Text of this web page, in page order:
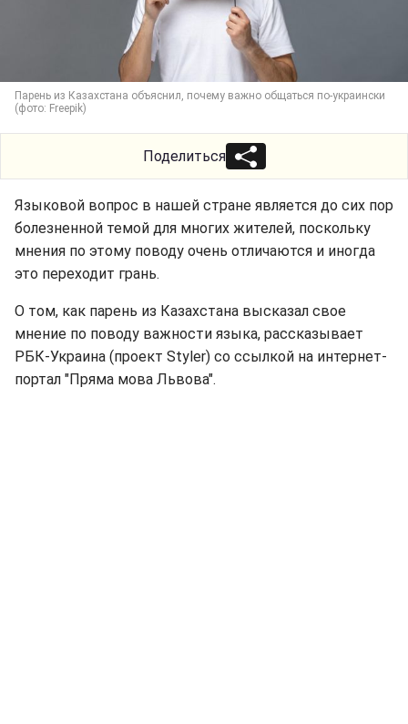
Парень из Казахстана объяснил, почему важно общаться по-украински
(фото: Freepik)
Поделиться
Языковой вопрос в нашей стране является до сих пор
болезненной темой для многих жителей, поскольку
мнения по этому поводу очень отличаются и иногда
это переходит грань.
О том, как парень из Казахстана высказал свое
мнение по поводу важности языка, рассказывает
РБК-Украина (проект Styler) со ссылкой на интернет-
портал "Пряма мова Львова".